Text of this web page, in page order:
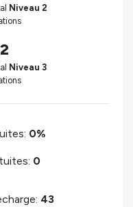
Niveau 2
Niveau 3
0%
0
43